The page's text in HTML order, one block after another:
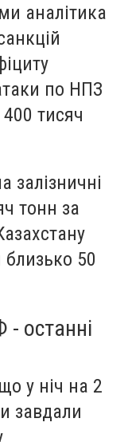
аналітика
по НПЗ
тисяч
залізничні
тонн за
50
останні
у ніч на 2
завдали